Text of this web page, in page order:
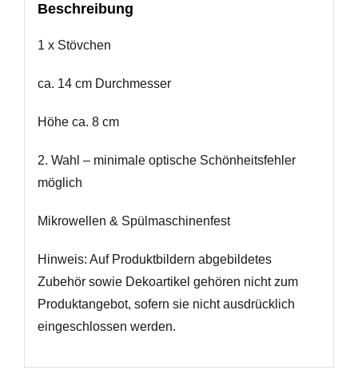
Beschreibung
1 x Stövchen
ca. 14 cm Durchmesser
Höhe ca. 8 cm
2. Wahl – minimale optische Schönheitsfehler
möglich
Mikrowellen & Spülmaschinenfest
Hinweis: Auf Produktbildern abgebildetes
Zubehör sowie Dekoartikel gehören nicht zum
Produktangebot, sofern sie nicht ausdrücklich
eingeschlossen werden.